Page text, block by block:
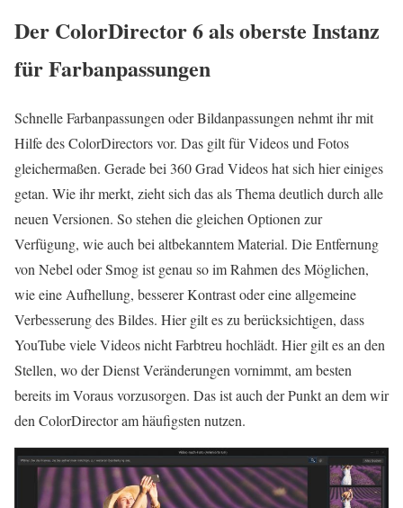
Der ColorDirector 6 als oberste Instanz
für Farbanpassungen
Schnelle Farbanpassungen oder Bildanpassungen nehmt ihr mit
Hilfe des ColorDirectors vor. Das gilt für Videos und Fotos
gleichermaßen. Gerade bei 360 Grad Videos hat sich hier einiges
getan. Wie ihr merkt, zieht sich das als Thema deutlich durch alle
neuen Versionen. So stehen die gleichen Optionen zur
Verfügung, wie auch bei altbekanntem Material. Die Entfernung
von Nebel oder Smog ist genau so im Rahmen des Möglichen,
wie eine Aufhellung, besserer Kontrast oder eine allgemeine
Verbesserung des Bildes. Hier gilt es zu berücksichtigen, dass
YouTube viele Videos nicht Farbtreu hochlädt. Hier gilt es an den
Stellen, wo der Dienst Veränderungen vornimmt, am besten
bereits im Voraus vorzusorgen. Das ist auch der Punkt an dem wir
den ColorDirector am häufigsten nutzen.